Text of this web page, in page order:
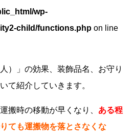
wp-
child/functions.php on line
）」の効果、装飾品名、お守り
て紹介していきます。
搬時の移動が早くなり、 ある程
ても運搬物を落とさなくな